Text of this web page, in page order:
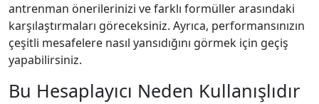
antrenman önerilerinizi ve farklı formüller arasındaki
karşılaştırmaları göreceksiniz. Ayrıca, performansınızın
çeşitli mesafelere nasıl yansıdığını görmek için geçiş
yapabilirsiniz.
Bu Hesaplayıcı Neden Kullanışlıdır